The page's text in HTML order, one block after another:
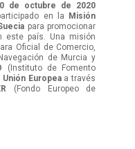
de octubre de 2020
en la
Misión
para promocionar
este país. Una misión
Oficial de Comercio,
de Murcia y
(Instituto de Fomento
Unión Europeaa través
(Fondo Europeo de